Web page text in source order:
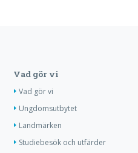
Vad gör vi
Vad gör vi
Ungdomsutbytet
Landmärken
Studiebesök och utfärder